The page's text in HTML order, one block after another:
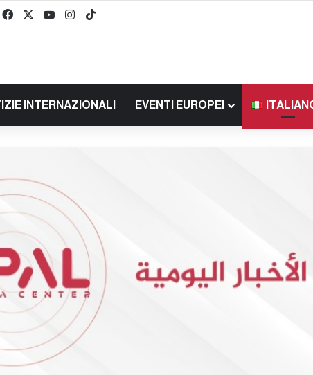
FacebookYou TubeInstagram
INTERNAZIONALI EVENTI EUROPEI